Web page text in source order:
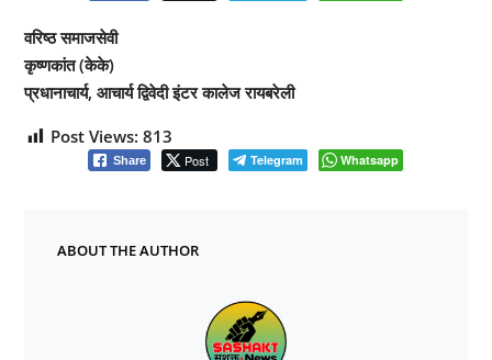
वरिष्ठ समाजसेवी
कृष्णकांत (केके)
प्रधानाचार्य, आचार्य द्विवेदी इंटर कालेज रायबरेली
Post Views: 813
Share Post Telegram Whatsapp
ABOUT THE AUTHOR